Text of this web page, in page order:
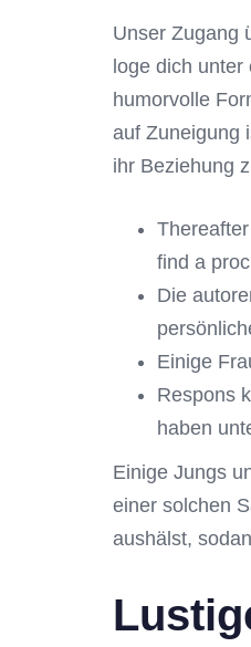
Unser Zugang
loge dich
humorvolle
auf Zuneigung
ihr Beziehung
find a
Die
Einige
Respons
haben
Einige Jungs
einer solchen
aushälst,